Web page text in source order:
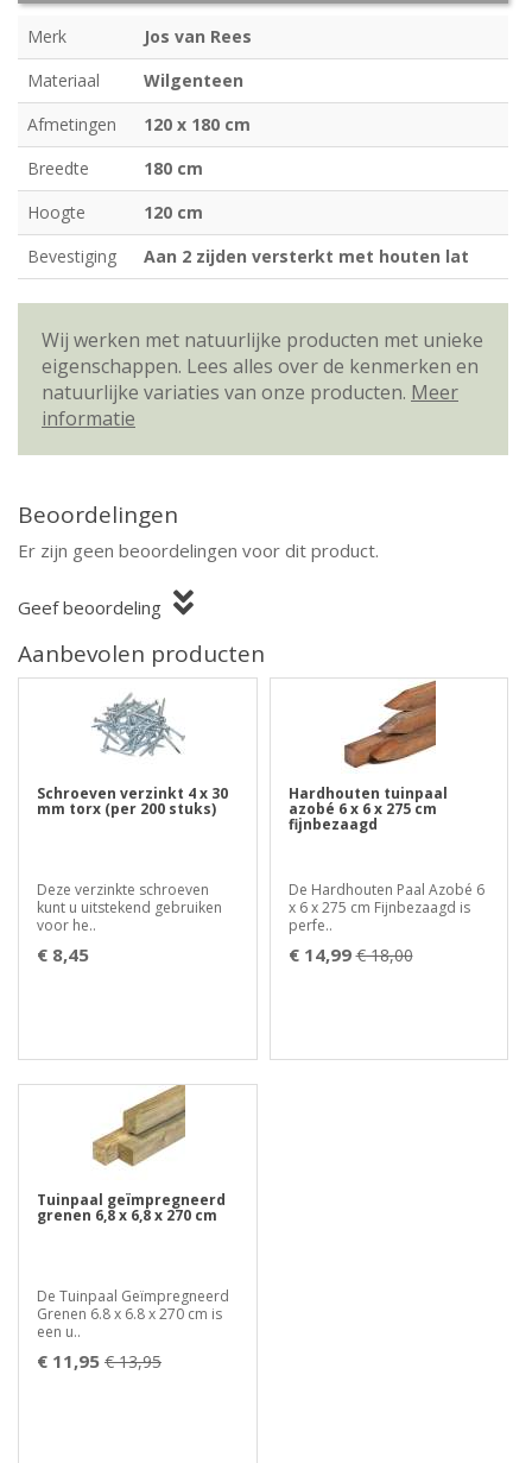
Merk
Jos van Rees
Materiaal
Wilgenteen
Afmetingen
120 x 180 cm
Breedte
180 cm
Hoogte
120 cm
Bevestiging
Aan 2 zijden versterkt met houten lat
Wij werken met natuurlijke producten met unieke
eigenschappen. Lees alles over de kenmerken en
natuurlijke variaties van onze producten. Meer
informatie
Beoordelingen
Er zijn geen beoordelingen voor dit product.
Geef beoordeling
Aanbevolen producten
Schroeven verzinkt 4 x 30
mm torx (per 200 stuks)
Deze verzinkte schroeven
kunt u uitstekend gebruiken
voor he..
€ 8,45
Hardhouten tuinpaal
azobé 6 x 6 x 275 cm
fijnbezaagd
De Hardhouten Paal Azobé 6
x 6 x 275 cm Fijnbezaagd is
perfe..
€ 14,99 € 18,00
Tuinpaal geïmpregneerd
grenen 6,8 x 6,8 x 270 cm
De Tuinpaal Geïmpregneerd
Grenen 6.8 x 6.8 x 270 cm is
een u..
€ 11,95 € 13,95